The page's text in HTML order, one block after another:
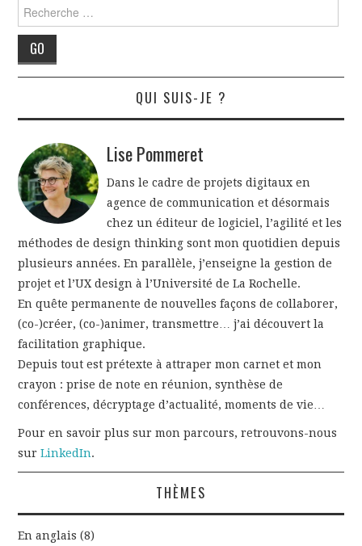
Rechercher
QUI SUIS-JE ?
Lise Pommeret
Dans le cadre de projets digitaux en
agence de communication et désormais
chez un éditeur de logiciel, l’agilité et les
méthodes de design thinking sont mon quotidien depuis
plusieurs années. En parallèle, j’enseigne la gestion de
projet et l’UX design à l’Université de La Rochelle.
En quête permanente de nouvelles façons de collaborer,
(co-)créer, (co-)animer, transmettre… j’ai découvert la
facilitation graphique.
Depuis tout est prétexte à attraper mon carnet et mon
crayon : prise de note en réunion, synthèse de
conférences, décryptage d’actualité, moments de vie…
Pour en savoir plus sur mon parcours, retrouvons-nous
surLinkedIn.
THÈMES
En anglais (8)